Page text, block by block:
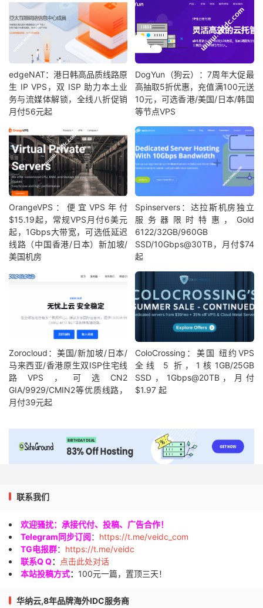
[Info] 测试路由 到 北京教育网 中
traceroute to 202.205 .6.30 202.205 6.30),
hops
1
202.87.223.3 18.63 ms  AS55720 马来西亚, 吉隆坡
2
202.87 220.216 0.67 ms  AS55720 马来西亚, 吉隆坡
*
  cjb
-r3- a73. time .net. my 203.121 .81.73) 1.70 ms
5
223.28 .35.230 0.43 ms  AS9930 马来西亚,
吉隆坡联
6
*
7
*
9
223.28.43.254 42.64 ms  AS9930 中国, 香港, time
10
  cernetedu1
-lacp-10g. hkix.net (123.255.91.118 )
11
101.4 .114.181 79.60 ms  AS4538 中国, 北京,
12
*
13
*
14
*
15
101.4 113.110 81.40 ms  AS4538 中国, 北京, edu
16
219.224.102.230 87.33 ms  AS4538 中国, 北京,
17
101.4.130.54 84.42 ms  AS133111 中国,
18
101.4 .130.53 84.50 ms  AS133111 中国, 北京, edu
19
*
20
23
*
26
*
27
*
*
29
*
30
*
[Info] 测试路由 到 北京教育网 完成 ！
[Info] 四网路由快速测试
edgeNAT：港日韩高品质线路原
生 IP VPS，双 ISP 助力本土业
务与流媒体解锁，全线八折促销
月付56元起
DogYun（狗云）：7周年大促最
高抽取5折优惠，充值满100元送
10元，可选香港/美国/日本/韩国
等节点VPS
OrangeVPS：便宜VPS年付
$15.19起，常规VPS月付6美元
起，1Gbps大带宽，可选低延迟
线路（中国香港/日本）新加坡/
美国机房
Spinservers：达拉斯机房独立
服务器限时特惠，Gold
6122/32GB/960GB
SSD/10Gbps@30TB，月付$74
起
Zorocloud：美国/新加坡/日本/
马来西亚/香港原生双ISP住宅线
路VPS，可选CN2
GIA/9929/CMIN2等优质线路，
月付39元起
ColoCrossing：美国 纽约VPS
全线 5 折，1核1GB/25GB
SSD，1Gbps@20TB，月付
$1.97 起
联系我们
欢迎骚扰：承接代付、投稿、广告合作！
Telegram同步订阅： https://t.me/veidc_com
TG电报群： https://t.me/veidc
联系Q Q：
点击此处对话
本站投稿方式： 100元一篇，置顶三天！
华纳云,8年品牌海外IDC服务商